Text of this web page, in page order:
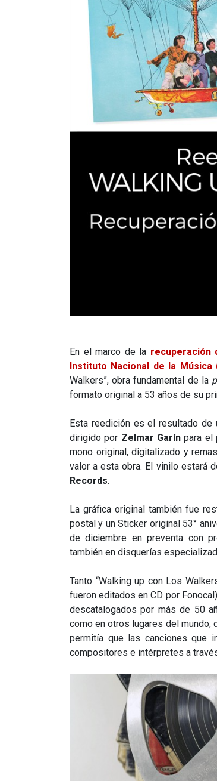
En el marco de la recuperación
Instituto Nacional de la Música
Walkers”, obra fundamental de la
formato original a 53 años de su
Esta reedición es el resultado de
dirigido por Zelmar Garínpara el
mono original, digitalizado y
valor a esta obra. El vinilo estará
Records.
La gráfica original también fue
postal y un Sticker original 53°
de diciembre en preventa con
también en disquerías
Tanto “Walking up con Los
fueron editados en CD por
descatalogados por más de 50
como en otros lugares del
permitía que las canciones que
compositores e intérpretes a